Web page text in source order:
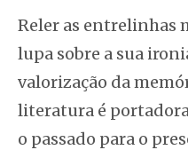
Reler as entrelinhas
lupa sobre a sua
valorização da
literatura é
o passado para o